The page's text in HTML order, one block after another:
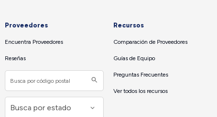
Proveedores
Encuentra Proveedores
Reseñas
Recursos
Comparación de Proveedores
Guías de Equipo
Preguntas Frecuentes
Ver todos los recursos